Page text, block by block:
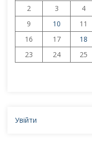
2
3 4
9
10 11
16
17 18
23
24 25
Увійти